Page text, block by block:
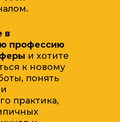
в
профессию
и хотите
к новому
понять
практика,